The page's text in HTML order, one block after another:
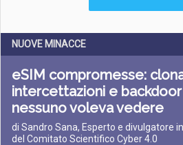
NUOVE MINACCE
eSIM compromesse:
intercettazioni e
nessuno voleva vedere
di Sandro Sana, Esperto e divulgatore
del Comitato Scientifico Cyber 4.0